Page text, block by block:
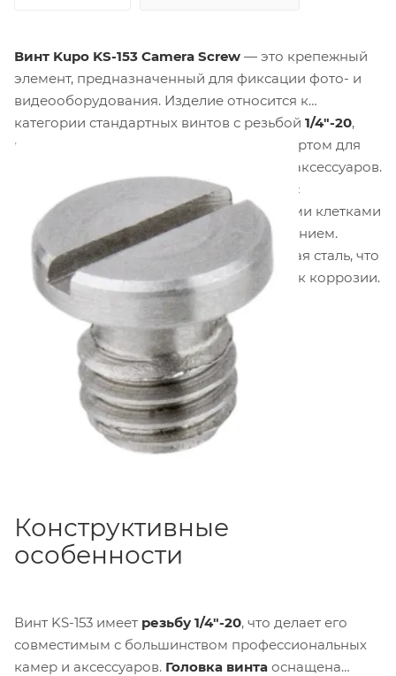
Винт Kupo KS-153 Camera Screw — это крепежный
элемент, предназначенный для фиксации фото- и
видеооборудования. Изделие относится к
категории стандартных винтов с резьбой 1/4"-20,
которая является общепринятым стандартом для
крепления камер, штативных пластин и аксессуаров.
Винт предназначен для использования с
быстросъемными пластинами, камерными клетками
и другим профессиональным оборудованием.
Материал изготовления
— нержавеющая сталь, что
обеспечивает прочность и устойчивость к коррозии.
Цвет— серебристый.
Конструктивные
особенности
Винт KS-153 имеет резьбу 1/4"-20, что делает его
совместимым с большинством профессиональных
камер и аксессуаров. Головка винта оснащена